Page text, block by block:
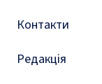
Контакти
Редакція